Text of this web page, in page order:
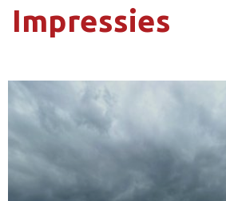
Impressies